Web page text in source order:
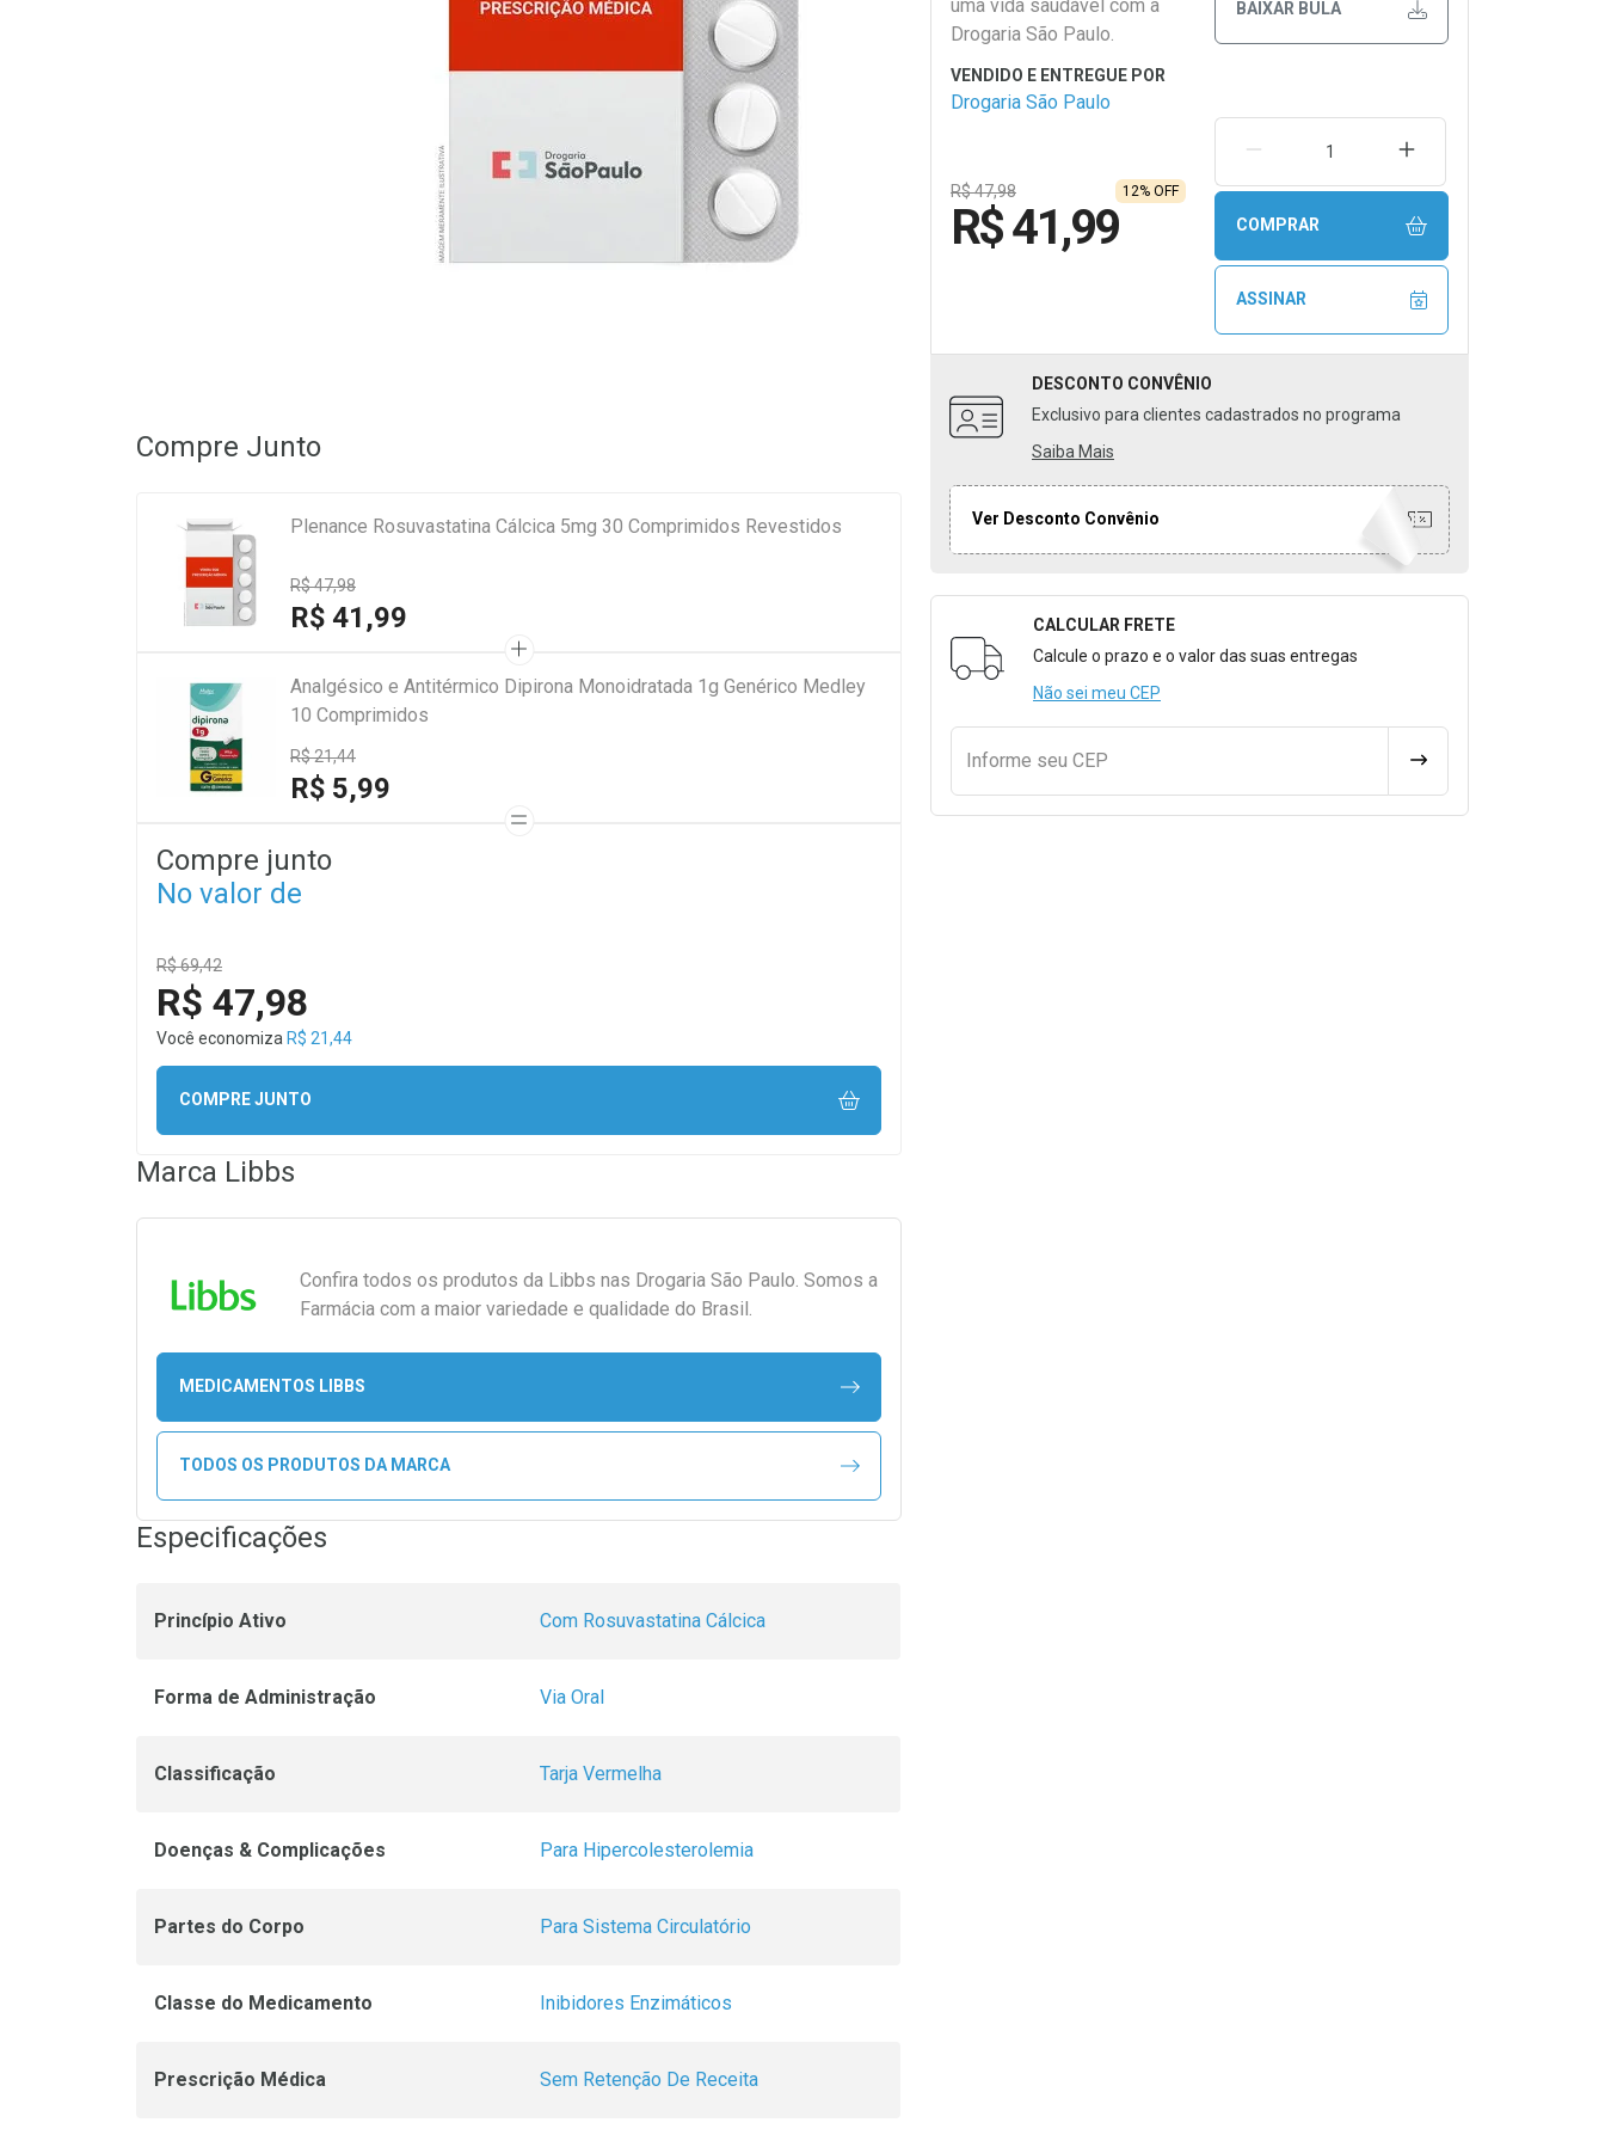
uma vida saudável com a
Drogaria São Paulo.
BAIXAR BULA
Drogaria São Paulo
R$ 47,98 12% OFF
R$ 41,99
REMOVER UMA UNIDADEAUMENTAR UMA
COMPRAR
ASSINAR
DESCONTO CONVÊNIO
Exclusivo para clientes cadastrados no programa
Saiba Mais
Ver Desconto Convênio
Formulário para Calcular o Frete
CALCULAR FRETE
Calcule o prazo e o valor das suas entregas
Não sei meu CEP
Informe seu CEP CALCULAR FRETE
Compre Junto
Plenance Rosuvastatina Cálcica 5mg 30 Comprimidos Revestidos
R$ 47,98
R$ 41,99
Analgésico e Antitérmico Dipirona Monoidratada 1g Genérico Medley
10 Comprimidos
R$ 21,44
R$ 5,99
Compre junto
No valor de
R$ 69,42
R$ 47,98
Você economiza R$ 21,44
COMPRE JUNTO
Marca Libbs
Confira todos os produtos da Libbs nas Drogaria São Paulo. Somos a
Farmácia com a maior variedade e qualidade do Brasil.
MEDICAMENTOS LIBBS
TODOS OS PRODUTOS DA MARCA
Especificações
Princípio Ativo Com Rosuvastatina Cálcica
Forma de Administração Via Oral
Classificação Tarja Vermelha
Doenças & Complicações Para Hipercolesterolemia
Partes do Corpo Para Sistema Circulatório
Classe do Medicamento Inibidores Enzimáticos
Prescrição Médica Sem Retenção De Receita